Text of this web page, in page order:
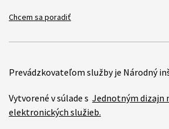
Chcem sa poradiť
Prevádzkovateľom služby je Národný
Vytvorené v súlade s Jednotným dizajn
elektronických služieb.